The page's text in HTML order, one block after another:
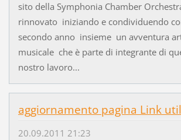
sito della Symphonia Chamber
rinnovato iniziando e condividuendo
secondo anno insieme un avventura
musicale che è parte di integrante di
nostro lavoro...
aggiornamento pagina Link
20.09.2011 21:23